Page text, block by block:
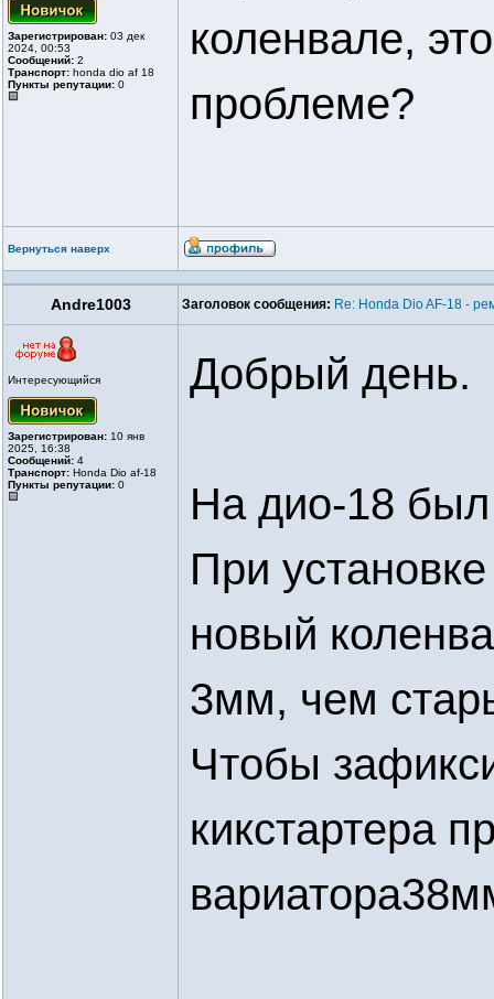
Зарегистрирован: 03 дек
2024, 00:53
Сообщений: 2
Транспорт: honda dio af 18
Пункты репутации: 0
коленвале,
проблеме?
Вернуться наверх
Andre1003 Заголовок сообщения: Re: Honda Dio AF-18 -
Интересующийся
Зарегистрирован: 10 янв
2025, 16:38
Сообщений: 4
Транспорт: Honda Dio af-18
Пункты репутации: 0
Добрый день.
На дио-18
При
новый
3мм, чем
Чтобы
кикстартера